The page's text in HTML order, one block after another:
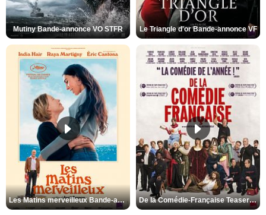
Mutiny Bande-annonce VO STFR Le Triangle d'or Bande-annonce VF
Les Matins merveilleux Bande-annonce VF De la Comédie-Française Teaser VF